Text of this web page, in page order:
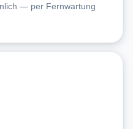
— per Fernwartung